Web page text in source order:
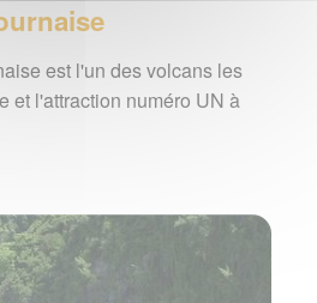
est l'un des volcans les
et l'attraction numéro UN à